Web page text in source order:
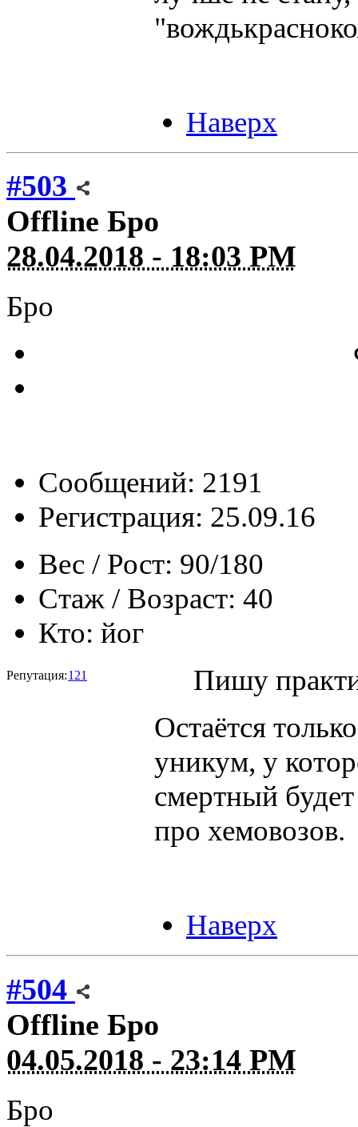
Наверх
#503
Offline Бро
28.04.2018 - 18:03 PM
Бро
Сообщений: 2191
Регистрация: 25.09.16
Вес / Рост: 90/180
Стаж / Возраст: 40
Кто: йог
Репутация:121
Пишу
Остаётся
уникум, у
смертный
про хемовозов.
Наверх
#504
Offline Бро
04.05.2018 - 23:14 PM
Бро